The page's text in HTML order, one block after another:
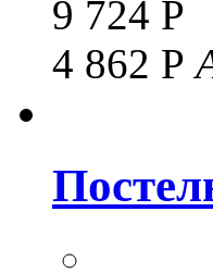
9 724 Р
4 862 Р